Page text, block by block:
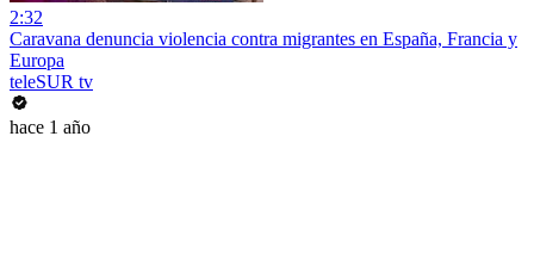
2:32
Caravana denuncia violencia contra migrantes en España, Francia y
Europa
teleSUR tv
hace 1 año